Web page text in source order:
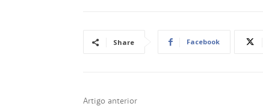
Share Facebook
Artigo anterior